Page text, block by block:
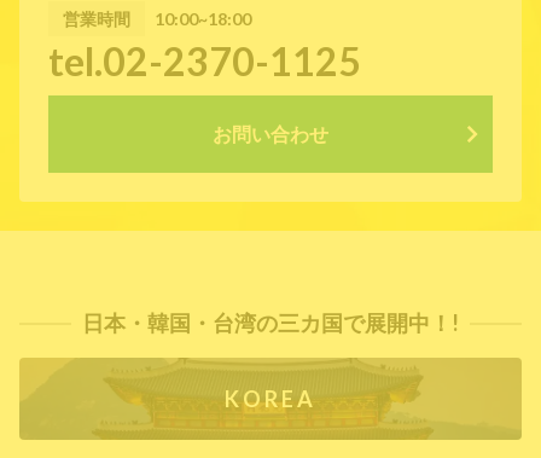
営業時間 10:00~18:00
tel.02-2370-1125
お問い合わせ
日本・韓国・台湾の三カ国で展開中！!
KOREA